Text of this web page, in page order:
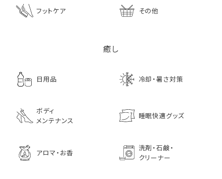
フットケア その他
癒し
日用品 冷却・暑さ対策
ボディ
メンテナンス
睡眠快適グッズ
アロマ・お香
洗剤・石鹸・
クリーナー